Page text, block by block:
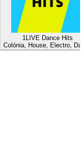
1LIVE Dance Hits
Colónia, House, Electro,